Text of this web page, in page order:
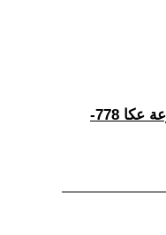
(34) العمل الفدائي في رواية -مجموعة عكا 778-